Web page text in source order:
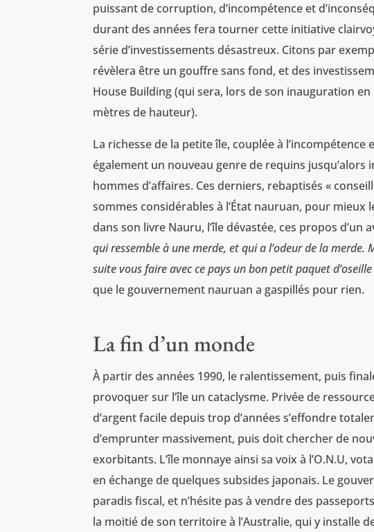
puissant de corruption, d’incompétence et
durant des années fera tourner cette initiative
série d’investissements désastreux. Citons par
révèlera être un gouffre sans fond, et des
House Building (qui sera, lors de son inauguration
mètres de hauteur).
La richesse de la petite île, couplée à
également un nouveau genre de requins
hommes d’affaires. Ces derniers, rebaptisés «
sommes considérables à l’État nauruan, pour
dans son livre Nauru, l’île dévastée, ces propos d’un
qui ressemble à une merde, et qui a l’odeur de la
suite vous faire avec ce pays un bon petit paquet d’oseille
que le gouvernement nauruan a gaspillés pour rien.
La fin d’un monde
À partir des années 1990, le ralentissement, puis
provoquer sur l’île un cataclysme. Privée de
d’argent facile depuis trop d’années s’effondre
d’emprunter massivement, puis doit chercher de
exorbitants. L’île monnaye ainsi sa voix à l’O.N.U,
en échange de quelques subsides japonais. Le
paradis fiscal, et n’hésite pas à vendre des
la moitié de son territoire à l’Australie, qui y installe